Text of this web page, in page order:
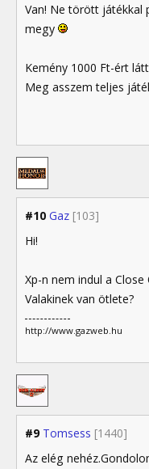
Van! Ne törött játékkal
megy
Kemény 1000 Ft-ért
Meg asszem teljes
#10 Gaz [103]
Hi!
Xp-n nem indul a
Valakinek van ötlete?
http://www.gazweb.hu
#9 Tomsess [1440]
Az elég